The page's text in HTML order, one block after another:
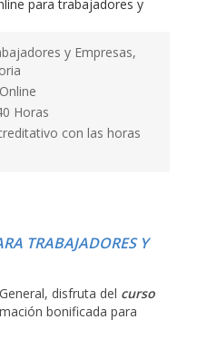
y Empresas,
Online
Horas
con las horas
TRABAJADORES Y
disfruta del curso
bonificada para